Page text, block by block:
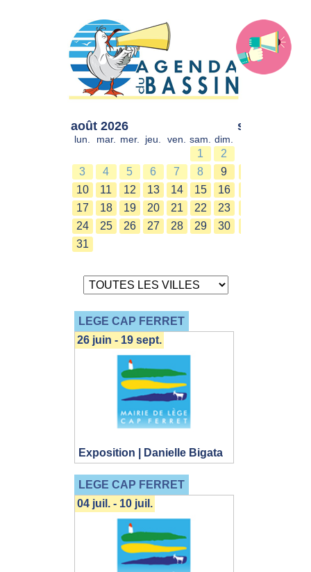
août 2026
lun. mar. mer. jeu. ven. sam. dim.
1
2
3
4 5 6 7 8
9
10
11 12 13 14 15
16
17
18 19 20 21 22
23
24
25 26 27 28 29
30
31
sept. 2026
LEGE CAP FERRET
Exposition | Danielle Bigata
26 juin - 19 sept.
LEGE CAP FERRET
04 juil. - 10 juil.